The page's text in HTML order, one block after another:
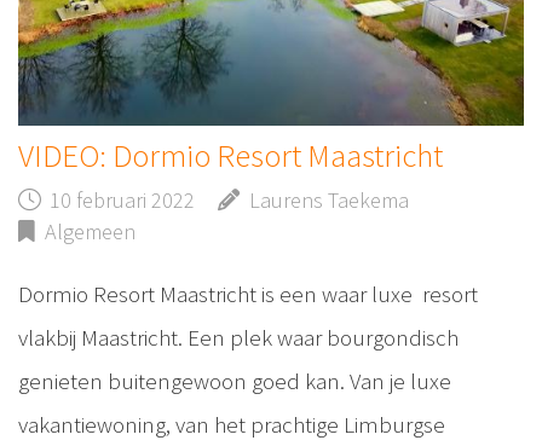
VIDEO: Dormio Resort Maastricht
10 februari 2022
Laurens Taekema
Algemeen
Dormio Resort Maastricht is een waar luxe resort
vlakbij Maastricht. Een plek waar bourgondisch
genieten buitengewoon goed kan. Van je luxe
vakantiewoning, van het prachtige Limburgse